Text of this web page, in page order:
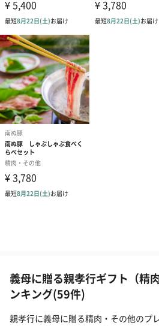
義母に贈る親孝行ギフト（精
ンキング(59件)
親孝行に義母に贈る精肉・その他のプ